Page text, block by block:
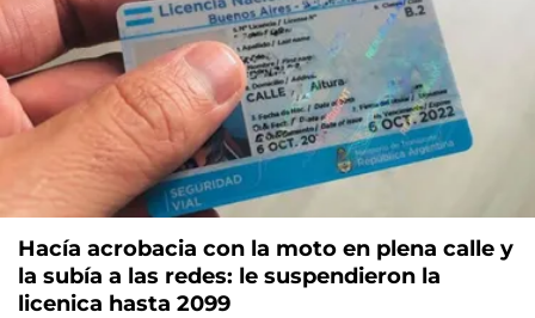
Hacía acrobacia con la moto en plena calle y
la subía a las redes: le suspendieron la
licenica hasta 2099